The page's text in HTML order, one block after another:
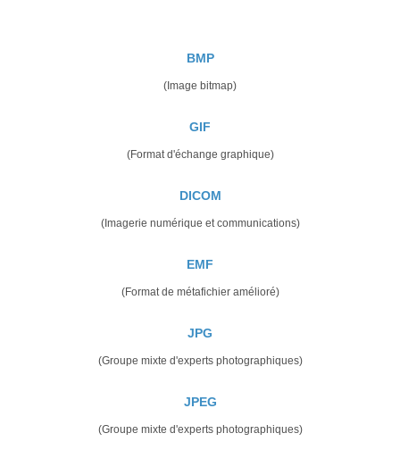
BMP
(Image bitmap)
GIF
(Format d'échange graphique)
DICOM
(Imagerie numérique et communications)
EMF
(Format de métafichier amélioré)
JPG
(Groupe mixte d'experts photographiques)
JPEG
(Groupe mixte d'experts photographiques)